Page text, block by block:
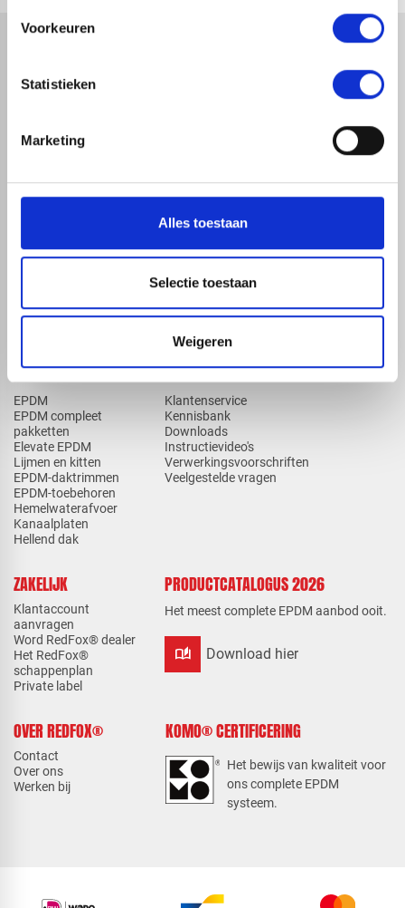
Voorkeuren
Statistieken
Marketing
Alles toestaan
Selectie toestaan
Weigeren
ASSORTIMENT
EPDM
EPDM compleet
pakketten
Elevate EPDM
Lijmen en kitten
EPDM-daktrimmen
EPDM-toebehoren
Hemelwaterafvoer
Kanaalplaten
Hellend dak
KENNIS EN HULP
Klantenservice
Kennisbank
Downloads
Instructievideo's
Verwerkingsvoorschriften
Veelgestelde vragen
ZAKELIJK
Klantaccount
aanvragen
Word RedFox® dealer
Het RedFox®
schappenplan
Private label
PRODUCTCATALOGUS 2026
Het meest complete EPDM aanbod ooit.
auto_stories Download hier
OVER REDFOX®
Contact
Over ons
Werken bij
KOMO® CERTIFICERING
Het bewijs van kwaliteit voor
ons complete EPDM
systeem.
map Veensesteeg 8, 4264 KG Veen
mail
check_circleLeverancier met expertise in EPDM-verwerking